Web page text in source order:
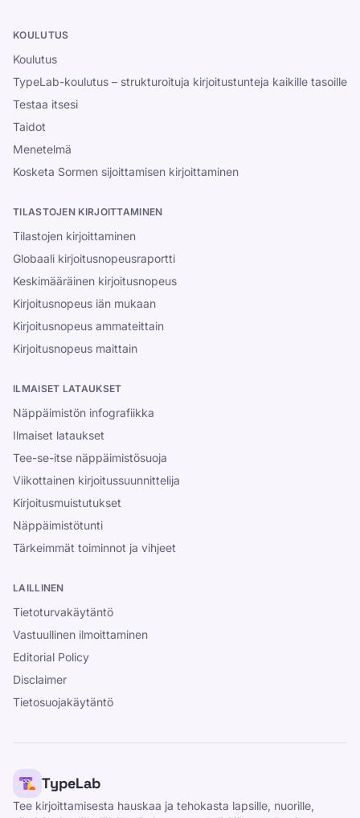
KOULUTUS
Koulutus
TypeLab-koulutus – strukturoituja kirjoitustunteja kaikille tasoille
Testaa itsesi
Taidot
Menetelmä
Kosketa Sormen sijoittamisen kirjoittaminen
TILASTOJEN KIRJOITTAMINEN
Tilastojen kirjoittaminen
Globaali kirjoitusnopeusraportti
Keskimääräinen kirjoitusnopeus
Kirjoitusnopeus iän mukaan
Kirjoitusnopeus ammateittain
Kirjoitusnopeus maittain
ILMAISET LATAUKSET
Näppäimistön infografiikka
Ilmaiset lataukset
Tee-se-itse näppäimistösuoja
Viikottainen kirjoitussuunnittelija
Kirjoitusmuistutukset
Näppäimistötunti
Tärkeimmät toiminnot ja vihjeet
LAILLINEN
Tietoturvakäytäntö
Vastuullinen ilmoittaminen
Editorial Policy
Disclaimer
Tietosuojakäytäntö
TypeLab
Tee kirjoittamisesta hauskaa ja tehokasta lapsille, nuorille,